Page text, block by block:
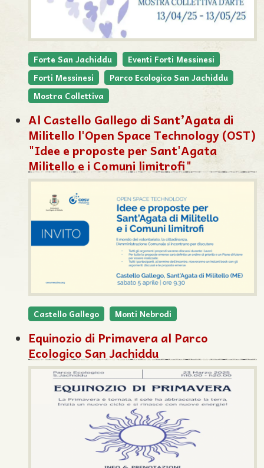
Forte San Jachiddu
Eventi Forti Messinesi
Forti Messinesi
Parco Ecologico San Jachiddu
Mostra Collettiva
Al Castello Gallego di Sant’Agata di
Militello l'Open Space Technology (OST)
"Idee e proposte per Sant'Agata
Militello e i Comuni limitrofi"
Castello Gallego Monti Nebrodi
Equinozio di Primavera al Parco
Ecologico San Jachiddu